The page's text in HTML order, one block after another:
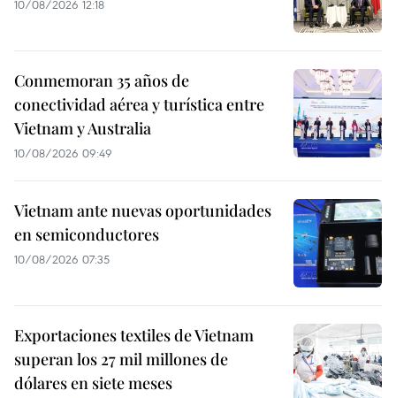
10/08/2026 12:18
Conmemoran 35 años de
conectividad aérea y turística entre
Vietnam y Australia
10/08/2026 09:49
Vietnam ante nuevas oportunidades
en semiconductores
10/08/2026 07:35
Exportaciones textiles de Vietnam
superan los 27 mil millones de
dólares en siete meses